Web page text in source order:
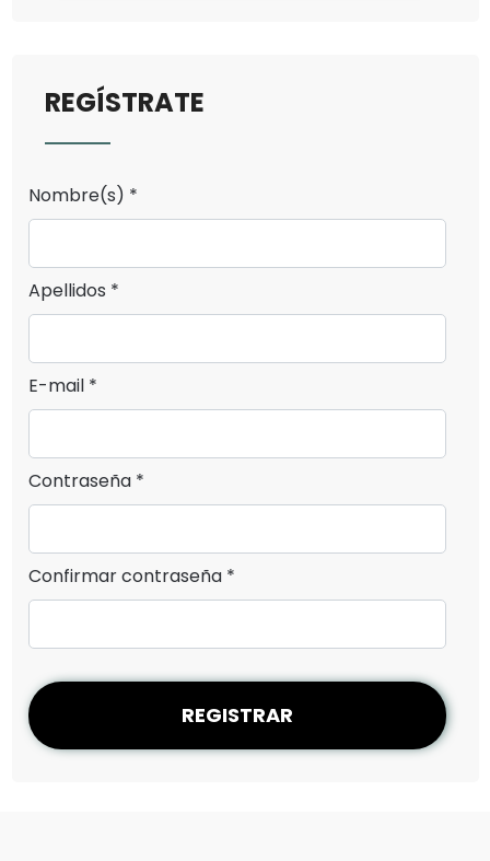
REGÍSTRATE
Nombre(s) *
Apellidos *
E-mail *
Contraseña *
Confirmar contraseña *
REGISTRAR